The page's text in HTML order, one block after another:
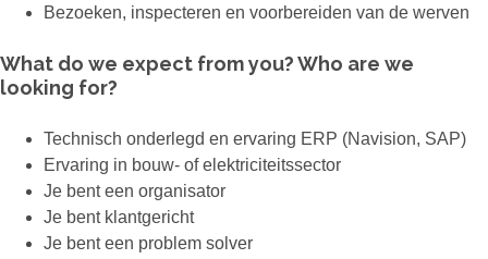
Bezoeken, inspecteren en voorbereiden van de werven
What do we expect from you? Who are we
looking for?
Technisch onderlegd en ervaring ERP (Navision, SAP)
Ervaring in bouw- of elektriciteitssector
Je bent een organisator
Je bent klantgericht
Je bent een problem solver